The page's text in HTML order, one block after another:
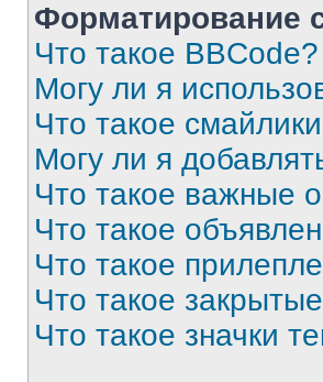
Форматирование
Что такое BBCode?
Могу ли я
Что такое
Могу ли я
Что такое важные
Что такое
Что такое
Что такое
Что такое значки